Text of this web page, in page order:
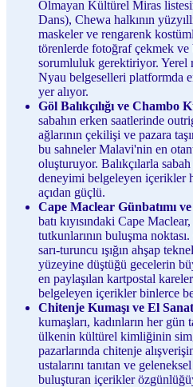
Olmayan Kültürel Miras
Dans), Chewa halkının
maskeler ve rengarenk
törenlerde fotoğraf çekmek
sorumluluk gerektiriyor. Yerel
Nyau belgeselleri platformda
yer alıyor.
Göl Balıkçılığı ve Chambo
sabahın erken saatlerinde
ağlarının çekilişi ve pazara
bu sahneler Malavi'nin en
oluşturuyor. Balıkçılarla
deneyimi belgeleyen içerikler
açıdan güçlü.
Cape Maclear Günbatımı ve
batı kıyısındaki Cape
tutkunlarının buluşma
sarı-turuncu ışığın ahşap
yüzeyine düştüğü gecelerin
en paylaşılan kartpostal
belgeleyen içerikler binlerce
Chitenje Kumaşı ve El
kumaşları, kadınların her gün
ülkenin kültürel kimliğinin
pazarlarında chitenje
ustalarını tanıtan ve
buluşturan içerikler